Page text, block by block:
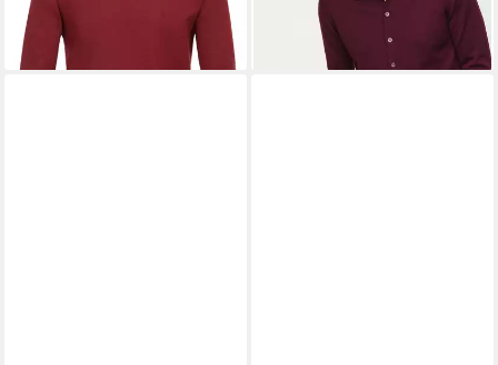
Merinowolle, Perlmuttknöpfe,
formstabil und Easy-Care